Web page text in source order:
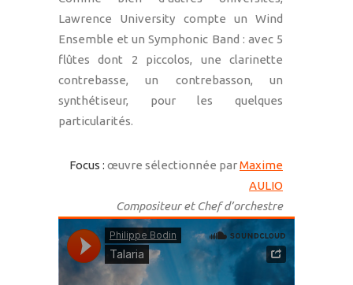
Lawrence University compte un Wind
Ensemble et un Symphonic Band : avec 5
flûtes dont 2 piccolos, une clarinette
contrebasse, un contrebasson, un
synthétiseur, pour les quelques
particularités.
Focus : œuvre sélectionnée parMaxime
AULIO
Compositeur et Chef d’orchestre